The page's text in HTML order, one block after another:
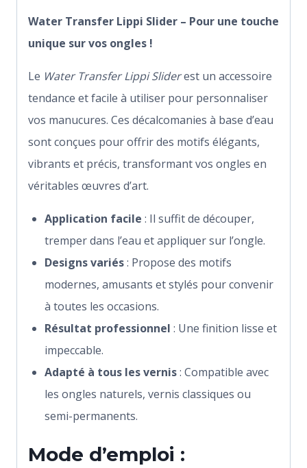
Water Transfer Lippi Slider – Pour une touche
unique sur vos ongles !
Le Water Transfer Lippi Sliderest un accessoire
tendance et facile à utiliser pour personnaliser
vos manucures. Ces décalcomanies à base d’eau
sont conçues pour offrir des motifs élégants,
vibrants et précis, transformant vos ongles en
véritables œuvres d’art.
Application facile : Il suffit de découper,
tremper dans l’eau et appliquer sur l’ongle.
Designs variés: Propose des motifs
modernes, amusants et stylés pour convenir
à toutes les occasions.
Résultat professionnel : Une finition lisse et
impeccable.
Adapté à tous les vernis: Compatible avec
les ongles naturels, vernis classiques ou
semi-permanents.
Mode d’emploi :